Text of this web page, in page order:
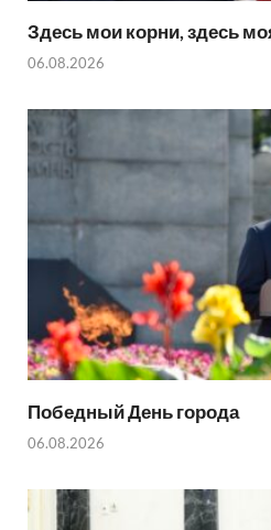
Здесь мои корни, здесь
06.08.2026
Победный День города
06.08.2026